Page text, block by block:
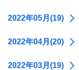
2022年05月(19)
2022年04月(20)
2022年03月(19)